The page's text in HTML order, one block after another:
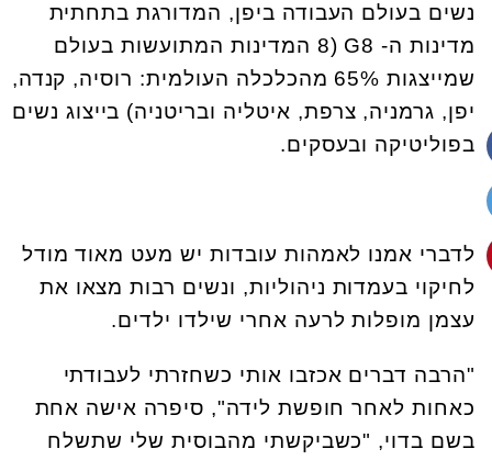
נשים בעולם העבודה ביפן, המדורגת בתחתית
מדינות ה- G8 (8 המדינות המתועשות בעולם
שמייצגות 65% מהכלכלה העולמית: רוסיה, קנדה,
יפן, גרמניה, צרפת, איטליה ובריטניה) בייצוג נשים
בפוליטיקה ובעסקים.
לדברי אמנו לאמהות עובדות יש מעט מאוד מודל
לחיקוי בעמדות ניהוליות, ונשים רבות מצאו את
עצמן מופלות לרעה אחרי שילדו ילדים.
"הרבה דברים אכזבו אותי כשחזרתי לעבודתי
כאחות לאחר חופשת לידה", סיפרה אישה אחת
בשם בדוי, "כשביקשתי מהבוסית שלי שתשלח